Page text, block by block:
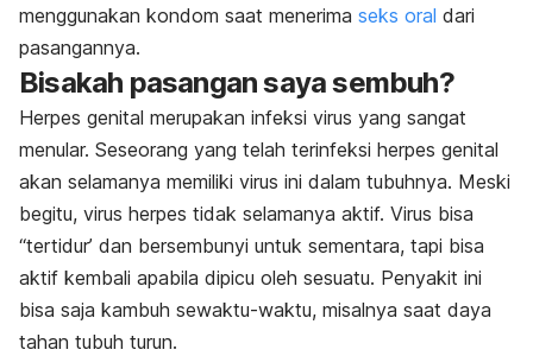
menggunakan kondom saat menerima seks oral dari
pasangannya.
Bisakah pasangan saya sembuh?
Herpes genital merupakan infeksi virus yang sangat
menular. Seseorang yang telah terinfeksi herpes genital
akan selamanya memiliki virus ini dalam tubuhnya. Meski
begitu, virus herpes tidak selamanya aktif. Virus bisa
“tertidur’ dan bersembunyi untuk sementara, tapi bisa
aktif kembali apabila dipicu oleh sesuatu. Penyakit ini
bisa saja kambuh sewaktu-waktu, misalnya saat daya
tahan tubuh turun.